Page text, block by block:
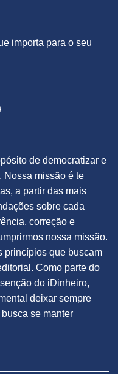
importa para o seu
de democratizar e
Nossa missão é te
a partir das mais
sobre cada
correção e
nossa missão.
princípios que buscam
Como parte do
do iDinheiro,
deixar sempre
busca se manter